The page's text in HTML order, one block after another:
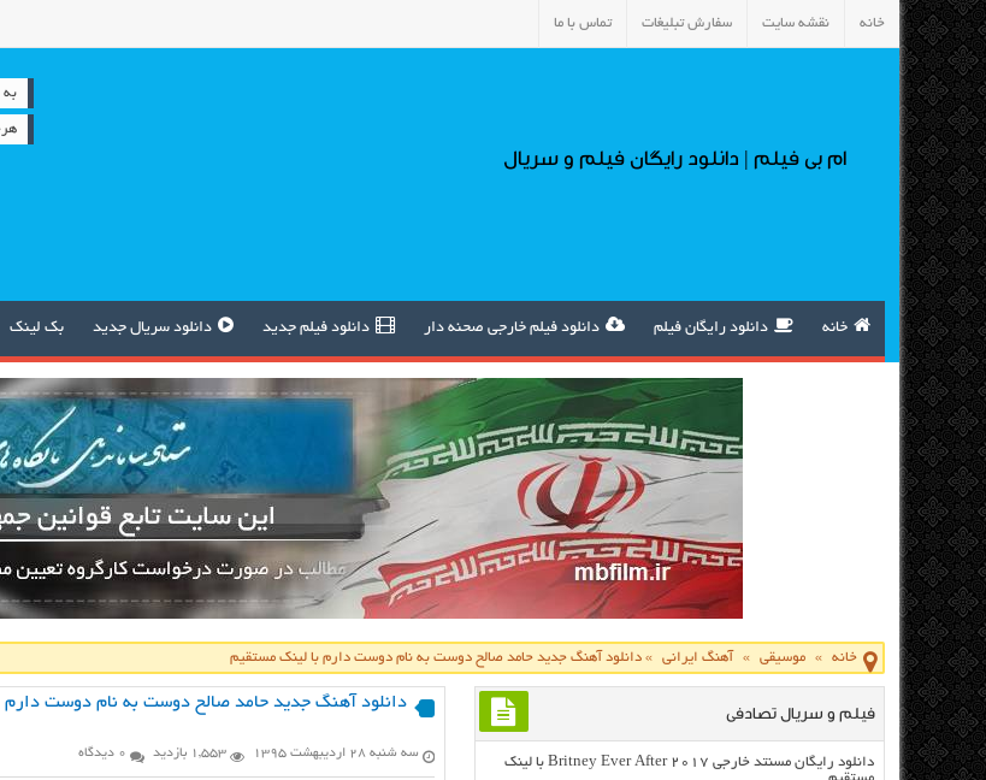
خانه نقشه سایت سفارش تبلیغات تماس با ما
ام بی فیلم | دانلود رایگان فیلم و سریال
به
خانه دانلود رایگان فیلم دانلود فیلم خارجی صحنه دار دانلود فیلم جدید دانلود سریال جدید بک لینک
خانه » موسیقی » آهنگ ایرانی »دانلود آهنگ جدید حامد صالح دوست به نام دوست دارم با لینک مستقیم
دانلود آهنگ جدید حامد صالح دوست به نام دوست دارم
سه شنبه ۲۸ اردیبهشت ۱۳۹۵ 1,553 بازدید 0 دیدگاه
فیلم و سریال تصادفی
دانلود رایگان مسنتد خارجی Britney Ever After 2017 با لینک